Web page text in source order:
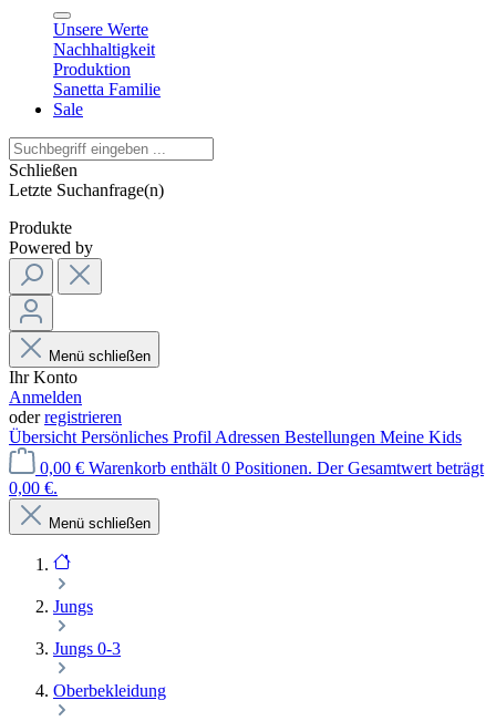
Unsere Werte
Nachhaltigkeit
Produktion
Sanetta Familie
Sale
Schließen
Letzte Suchanfrage(n)
Produkte
Powered by
Menü schließen
Ihr Konto
Anmelden
oderregistrieren
Übersicht Persönliches Profil Adressen Bestellungen Meine Kids
0,00 € Warenkorb enthält 0 Positionen. Der Gesamtwert beträgt
0,00 €.
Menü schließen
Jungs
Jungs 0-3
Oberbekleidung